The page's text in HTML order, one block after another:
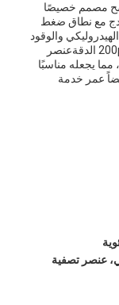
مصمم خصيصًا
مع نطاق ضغط
للنظام الهيدروليكي والوقود
لأنها يمكن تصفية الجسيمات حتى 3μm إلى 200μm الدقةعنصر
مما يجعله مناسبًا
عمر خدمة
عنصر تصفية